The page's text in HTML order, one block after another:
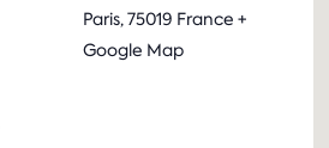
Paris,75019 France +
Google Map